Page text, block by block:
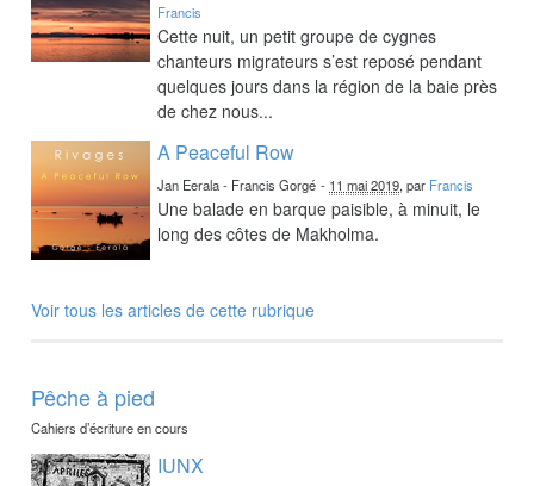
Francis
Cette nuit, un petit groupe de cygnes
chanteurs migrateurs s’est reposé pendant
quelques jours dans la région de la baie près
de chez nous...
A Peaceful Row
Jan Eerala - Francis Gorgé - 11 mai 2019, par Francis
Une balade en barque paisible, à minuit, le
long des côtes de Makholma.
Voir tous les articles de cette rubrique
Pêche à pied
Cahiers d’écriture en cours
IUNX